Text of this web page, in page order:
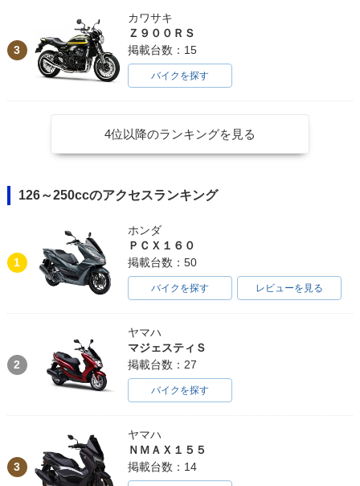
3
カワサキ
Ｚ９００ＲＳ
掲載台数：15
バイクを探す
4位以降のランキングを見る
126～250ccのアクセスランキング
1
ホンダ
ＰＣＸ１６０
掲載台数：50
バイクを探す レビューを見る
2
ヤマハ
マジェスティＳ
掲載台数：27
バイクを探す
3
ヤマハ
ＮＭＡＸ１５５
掲載台数：14